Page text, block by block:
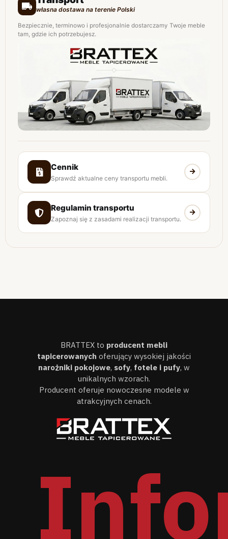
własna dostawa na terenie Polski
Bezpiecznie, terminowo i profesjonalnie dostarczamy Twoje meble
tam, gdzie ich potrzebujesz.
Cennik
Sprawdź aktualne ceny transportu mebli.
Regulamin transportu
Zapoznaj się z zasadami realizacji transportu.
BRATTEX to producent mebli
tapicerowanych oferujący wysokiej jakości
narożniki pokojowe, sofy, fotele i pufy, w
unikalnych wzorach.
Producent oferuje nowoczesne modele w
atrakcyjnych cenach.